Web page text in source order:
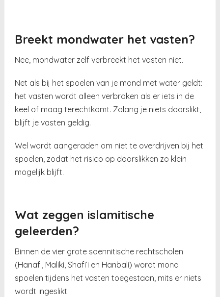
Breekt mondwater het vasten?
Nee, mondwater zelf verbreekt het vasten niet.
Net als bij het spoelen van je mond met water geldt:
het vasten wordt alleen verbroken als er iets in de
keel of maag terechtkomt. Zolang je niets doorslikt,
blijft je vasten geldig.
Wel wordt aangeraden om niet te overdrijven bij het
spoelen, zodat het risico op doorslikken zo klein
mogelijk blijft.
Wat zeggen islamitische
geleerden?
Binnen de vier grote soennitische rechtscholen
(Hanafi, Maliki, Shafi’i en Hanbali) wordt mond
spoelen tijdens het vasten toegestaan, mits er niets
wordt ingeslikt.